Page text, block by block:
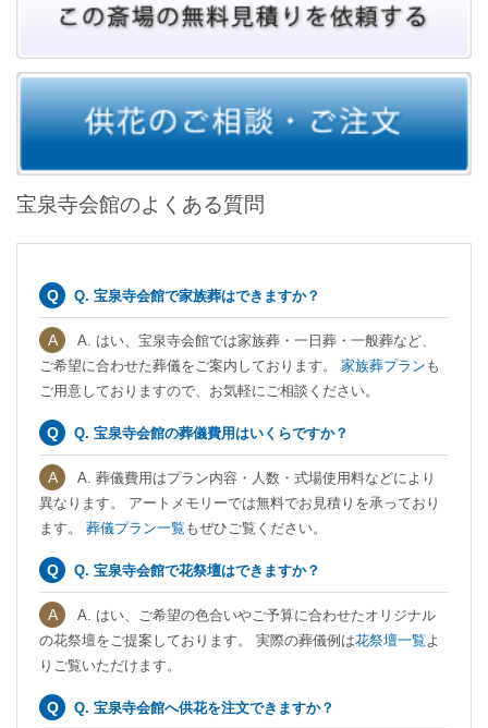
宝泉寺会館のよくある質問
Q. 宝泉寺会館で家族葬はできますか？
A. はい、宝泉寺会館では家族葬・一日葬・一般葬など、
ご希望に合わせた葬儀をご案内しております。 家族葬プラン も
ご用意しておりますので、お気軽にご相談ください。
Q. 宝泉寺会館の葬儀費用はいくらですか？
A. 葬儀費用はプラン内容・人数・式場使用料などにより
異なります。 アートメモリーでは無料でお見積りを承っており
ます。 葬儀プラン一覧 もぜひご覧ください。
Q. 宝泉寺会館で花祭壇はできますか？
A. はい、ご希望の色合いやご予算に合わせたオリジナル
の花祭壇をご提案しております。 実際の葬儀例は花祭壇一覧 よ
りご覧いただけます。
Q. 宝泉寺会館へ供花を注文できますか？